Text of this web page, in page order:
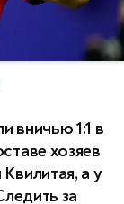
вничью 1:1 в
хозяев
а у
за